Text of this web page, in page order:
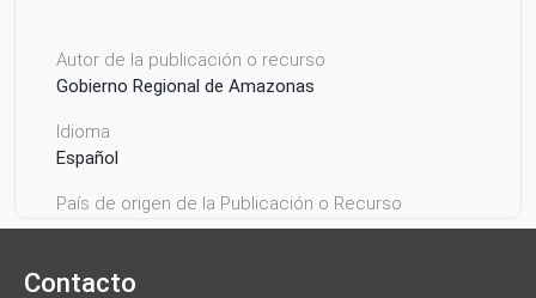
Autor de la publicación o recurso
Gobierno Regional de Amazonas
Idioma
Español
País de origen de la Publicación o Recurso
Perú
Contacto